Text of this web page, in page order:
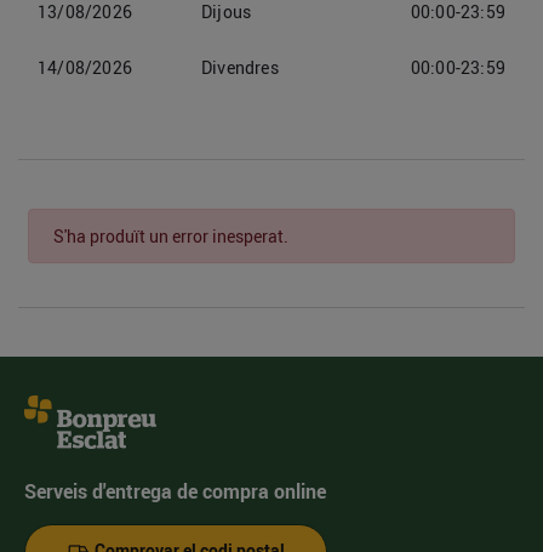
13/08/2026 Dijous 00:00-23:59
14/08/2026 Divendres 00:00-23:59
S'ha produït un error inesperat.
Serveis d'entrega de compra online